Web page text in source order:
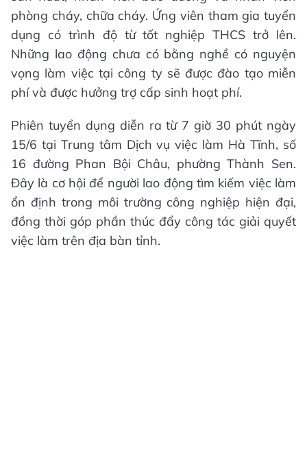
phòng cháy, chữa cháy. Ứng viên tham gia tuyển
dụng có trình độ từ tốt nghiệp THCS trở lên.
Những lao động chưa có bằng nghề có nguyện
vọng làm việc tại công ty sẽ được đào tạo miễn
phí và được hưởng trợ cấp sinh hoạt phí.
Phiên tuyển dụng diễn ra từ 7 giờ 30 phút ngày
15/6 tại Trung tâm Dịch vụ việc làm Hà Tĩnh, số
16 đường Phan Bội Châu, phường Thành Sen.
Đây là cơ hội để người lao động tìm kiếm việc làm
ổn định trong môi trường công nghiệp hiện đại,
đồng thời góp phần thúc đẩy công tác giải quyết
việc làm trên địa bàn tỉnh.